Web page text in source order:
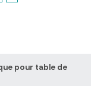
pour table de